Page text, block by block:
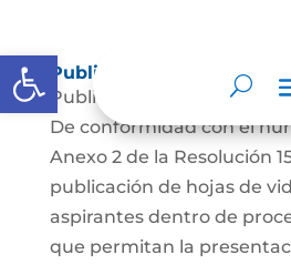
Abrir barra de herramientas
Publicación de Hojas de
Publicación de hojas de
De conformidad con el
Anexo 2 de la Resolución
publicación de hojas de
aspirantes dentro de
que permitan la